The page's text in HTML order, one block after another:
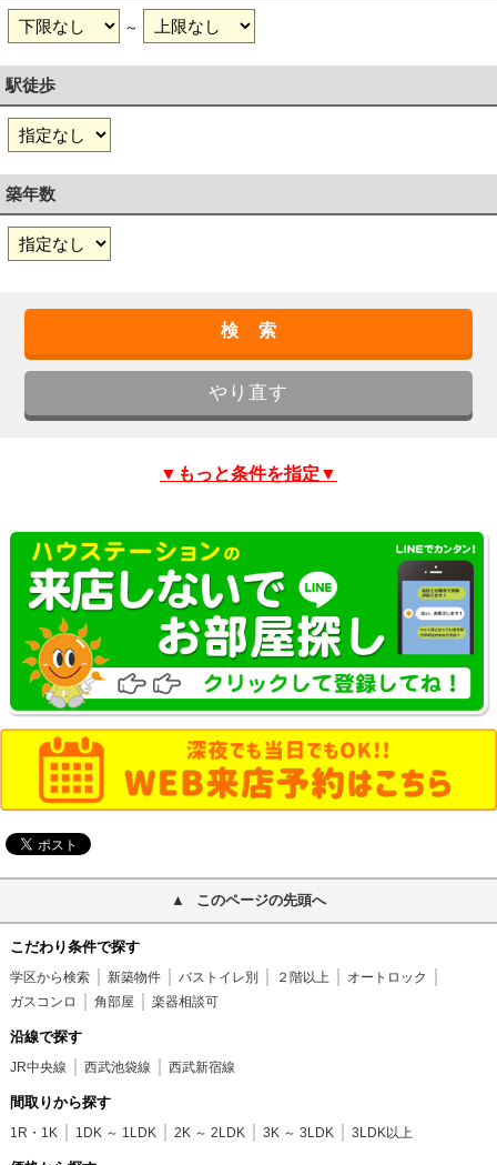
～
駅徒歩
築年数
▼もっと条件を指定▼
このページの先頭へ
こだわり条件で探す
学区から検索 新築物件 バストイレ別 ２階以上
オートロック
ガスコンロ
角部屋 楽器相談可
沿線で探す
JR中央線 西武池袋線 西武新宿線
間取りから探す
1R・1K 1DK ～ 1LDK 2K ～ 2LDK 3K ～ 3LDK 3LDK以上